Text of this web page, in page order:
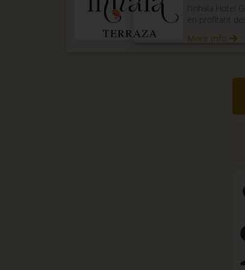
l'Inhala Hotel
en profitant
More info